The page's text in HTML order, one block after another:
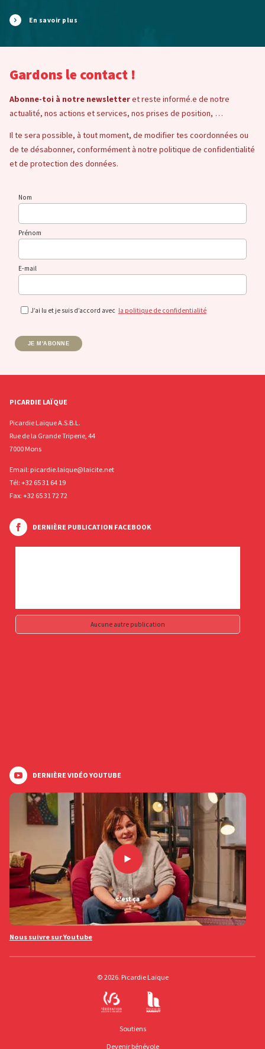
En savoir plus
Gardons le contact !
Abonne-toi à notre newsletteret reste informé.e de notre
actualité, nos actions et services, nos prises de position, …
Il te sera possible, à tout moment, de modifier tes coordonnées ou
de te désabonner, conformément à notre politique de confidentialité
et de protection des données.
Nom
Prénom
E-mail
J’ai lu et je suis d’accord avec la politique de confidentialité
JE M'ABONNE
PICARDIE LAÏQUE
Picardie Laïque A.S.B.L.
Rue de la Grande Triperie, 44
7000 Mons
Email: picardie.laique@laicite.net
Tél: +32 65 31 64 19
Fax: +32 65 31 72 72
DERNIÈRE PUBLICATION FACEBOOK
Aucune autre publication
DERNIÈRE VIDÉO YOUTUBE
Nous suivre sur Youtube
© 2026. Picardie Laïque
Soutiens
Devenir bénévole